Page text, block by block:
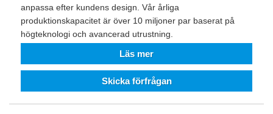
anpassa efter kundens design. Vår årliga
produktionskapacitet är över 10 miljoner par baserat på
högteknologi och avancerad utrustning.
Läs mer
Skicka förfrågan